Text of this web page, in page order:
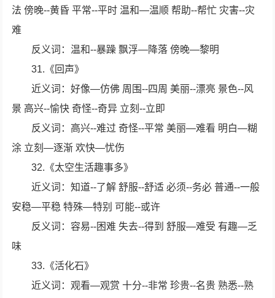
法 傍晚--黄昏 平常--平时 温和—温顺 帮助--帮忙 灾害--灾
难
反义词：温和--暴躁 飘浮—降落 傍晚—黎明
31.《回声》
近义词：好像—仿佛 周围--四周 美丽--漂亮 景色--风
景 高兴--愉快 奇怪--奇异 立刻--立即
反义词：高兴--难过 奇怪--平常 美丽—难看 明白—糊
涂 立刻—逐渐 欢快—忧伤
32.《太空生活趣事多》
近义词：知道--了解 舒服--舒适 必须--务必 普通--一般
安稳—平稳 特殊—特别 可能--或许
反义词：容易--困难 失去--得到 舒服—难受 有趣—乏
味
33.《活化石》
近义词：观看—观赏 十分--非常 珍贵--名贵 熟悉--熟